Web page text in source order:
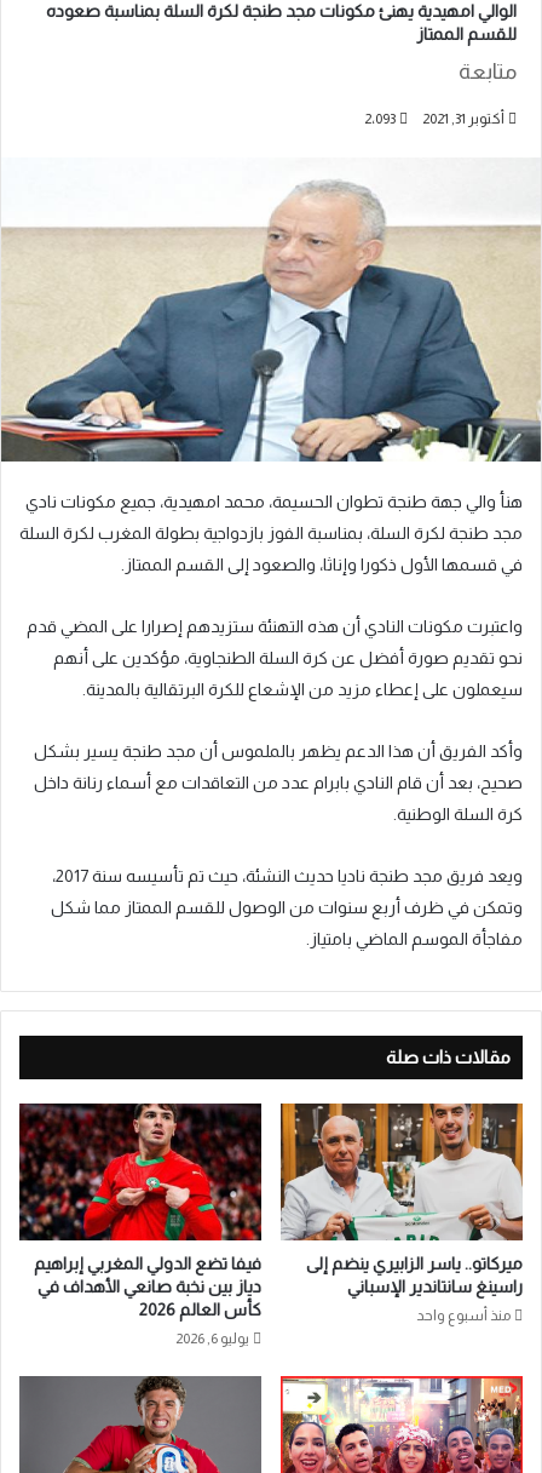
الوالي امهيدية يهنئ مكونات مجد طنجة لكرة السلة بمناسبة صعوده
للقسم الممتاز
متابعة
أكتوبر 31, 2021 2٬093
هنأ والي جهة طنجة تطوان الحسيمة، محمد امهيدية، جميع مكونات نادي
مجد طنجة لكرة السلة، بمناسبة الفوز بازدواجية بطولة المغرب لكرة السلة
في قسمها الأول ذكورا وإناثا، والصعود إلى القسم الممتاز.
واعتبرت مكونات النادي أن هذه التهنئة ستزيدهم إصرارا على المضي قدم
نحو تقديم صورة أفضل عن كرة السلة الطنجاوية، مؤكدين على أنهم
سيعملون على إعطاء مزيد من الإشعاع للكرة البرتقالية بالمدينة.
وأكد الفريق أن هذا الدعم يظهر بالملموس أن مجد طنجة يسير بشكل
صحيح، بعد أن قام النادي بابرام عدد من التعاقدات مع أسماء رنانة داخل
كرة السلة الوطنية.
ويعد فريق مجد طنجة ناديا حديث النشئة، حيث تم تأسيسه سنة 2017،
وتمكن في ظرف أربع سنوات من الوصول للقسم الممتاز مما شكل
مفاجأة الموسم الماضي بامتياز.
مقالات ذات صلة
ميركاتو.. ياسر الزابيري ينضم إلى
راسينغ سانتاندير الإسباني
منذ أسبوع واحد
فيفا تضع الدولي المغربي إبراهيم
دياز بين نخبة صانعي الأهداف في
كأس العالم 2026
يوليو 6, 2026